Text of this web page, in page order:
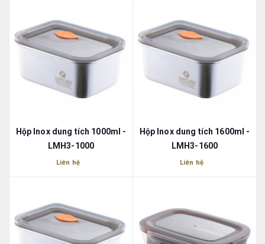
Hộp Inox dung tích 1000ml -
LMH3-1000
Liên hệ
Hộp Inox dung tích 1600ml -
LMH3-1600
Liên hệ